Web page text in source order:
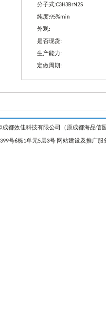
分子式:C3H3BrN2S
纯度:95%min
外观:
是否现货:
生产能力:
定做周期:
都效佳科技有限公司（原成都海品信
号6栋1单元5层3号 网站建设及推广服